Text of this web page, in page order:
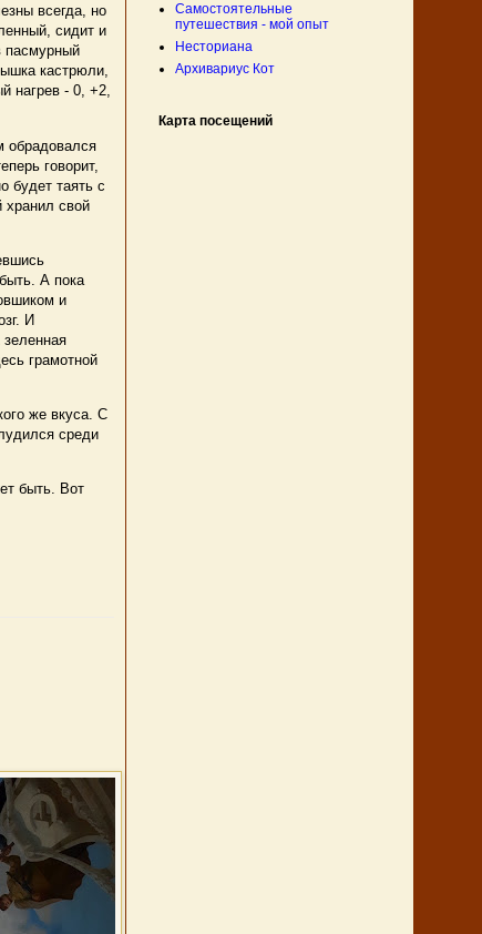
всегда, но
сидит и
пасмурный
кастрюли,
нагрев - 0, +2,
обрадовался
говорит,
будет таять с
свой
А пока
и
И
зеленная
грамотной
же вкуса. С
среди
быть. Вот
Самостоятельные
путешествия - мой опыт
Несториана
Архивариус Кот
Карта посещений